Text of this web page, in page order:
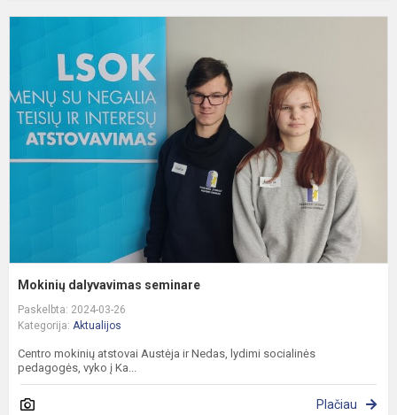
Mokinių dalyvavimas seminare
Paskelbta: 2024-03-26
Kategorija: Aktualijos
Centro mokinių atstovai Austėja ir Nedas, lydimi socialinės
pedagogės, vyko į Ka...
Plačiau